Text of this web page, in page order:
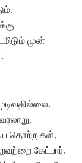
முன்
தொற்றுகள்,
கேட்பார்.